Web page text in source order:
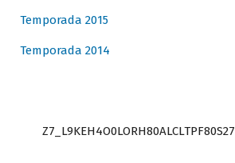
Temporada 2015
Temporada 2014
Z7_L9KEH4O0LORH80ALCLTPF80S27